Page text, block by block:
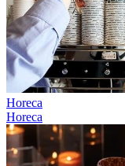
Horeca
Horeca